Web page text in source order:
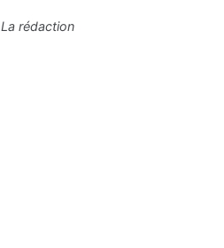
La rédaction